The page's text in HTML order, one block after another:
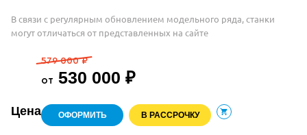
В связи с регулярным обновлением модельного ряда, станки
могут отличаться от представленных на сайте
Цена
579 000 ₽
от 530 000 ₽
ОФОРМИТЬ В РАССРОЧКУ В корзину